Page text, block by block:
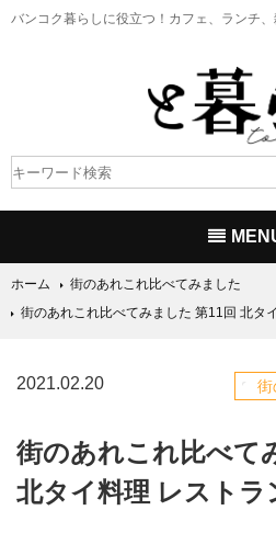
バンコク暮らしに役立つ！ カフェ、ランチ
ホーム
街のあれこれ比べてみました
街のあれこれ比べてみました 第11回 北タ
2021.02.20 街
街のあれこれ比べて
北タイ料理 レストラ